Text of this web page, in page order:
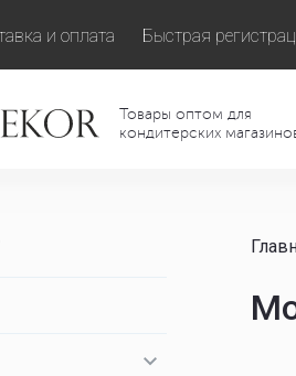
и оплата Быстрая
Товары оптом для
кондитерских